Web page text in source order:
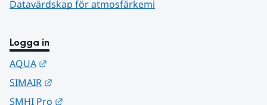
Datavärdskap för atmosfärkemi
Logga in
AQUA
SIMAIR
SMHI Pro